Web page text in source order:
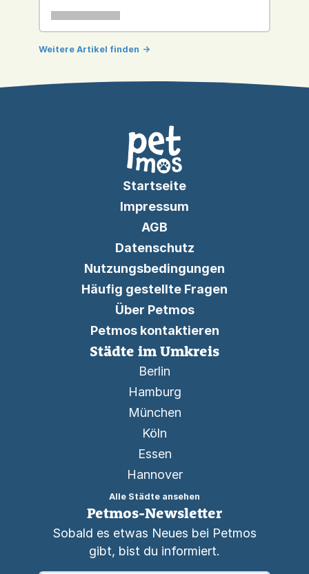
Weitere Artikel finden ->
Startseite
Impressum
AGB
Datenschutz
Nutzungsbedingungen
Häufig gestellte Fragen
Über Petmos
Petmos kontaktieren
Städte im Umkreis
Berlin
Hamburg
München
Köln
Essen
Hannover
Alle Städte ansehen
Petmos-Newsletter
Sobald es etwas Neues bei Petmos
gibt, bist du informiert.